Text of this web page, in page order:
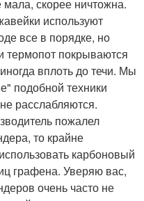
мала, скорее ничтожна.
используют
все в порядке, но
термопот покрываются
вплоть до течи. Мы
подобной техники
расслабляются.
пожалел
то крайне
карбоновый
графена. Уверяю вас,
очень часто не